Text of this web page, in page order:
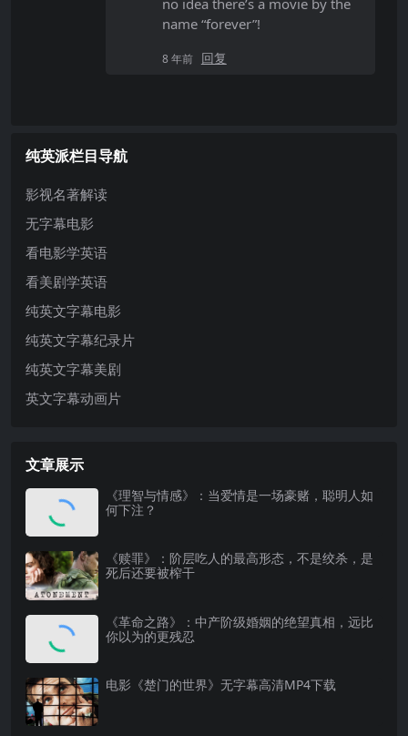
no idea there’s a movie by the
name “forever”!
8 年前 回复
纯英派栏目导航
影视名著解读
无字幕电影
看电影学英语
看美剧学英语
纯英文字幕电影
纯英文字幕纪录片
纯英文字幕美剧
英文字幕动画片
文章展示
《理智与情感》：当爱情是一场豪赌，聪明人如
何下注？
《赎罪》：阶层吃人的最高形态，不是绞杀，是
死后还要被榨干
《革命之路》：中产阶级婚姻的绝望真相，远比
你以为的更残忍
电影《楚门的世界》无字幕高清MP4下载